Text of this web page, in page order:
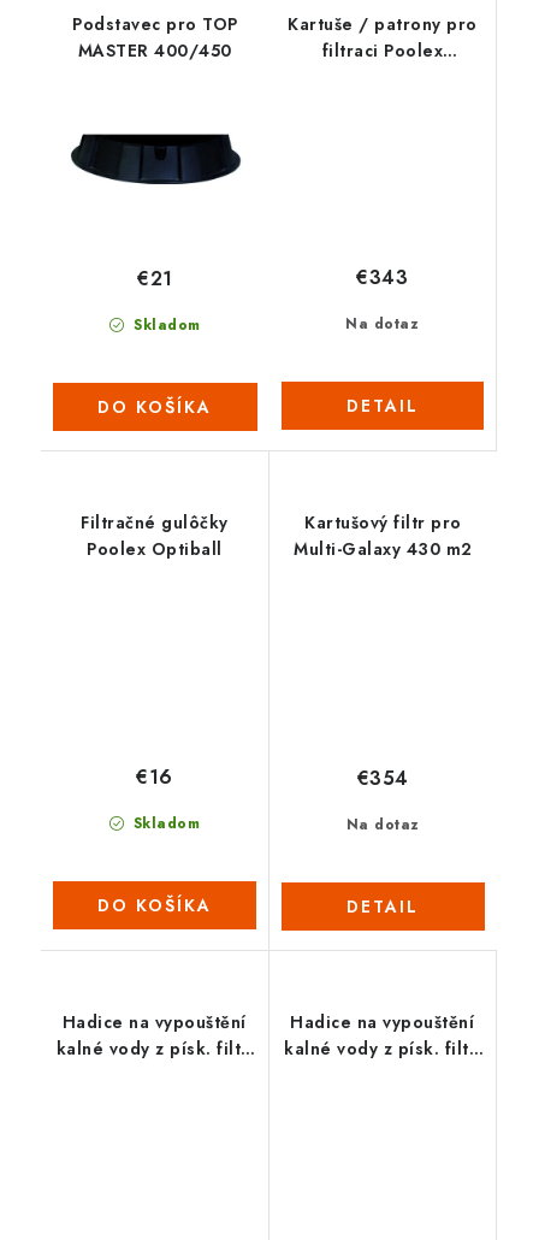
Podstavec pro TOP
MASTER 400/450
Skladom
€21
DO KOŠÍKA
Kartuše / patrony pro
filtraci Poolex
Na dotaz
€343
DETAIL
Filtračné gulôčky
Poolex Optiball
Skladom
€16
DO KOŠÍKA
Kartušový filtr pro
Multi-Galaxy 430 m2
Na dotaz
€354
DETAIL
Hadice na vypouštění
kalné vody z písk. filtr.
Hadice na vypouštění
kalné vody z písk. filtr.